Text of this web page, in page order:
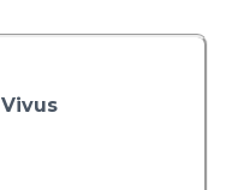
Vivus